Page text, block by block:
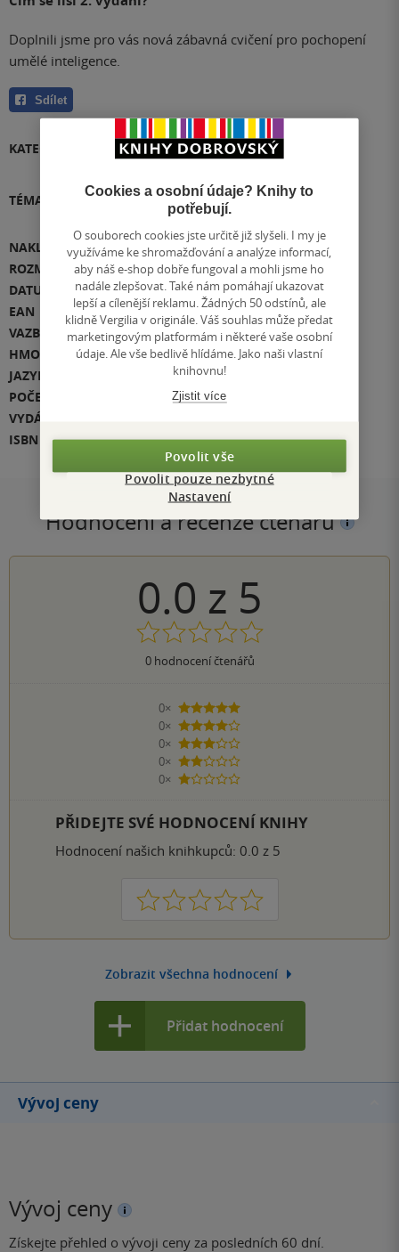
Doplnili jsme pro vás nová zábavná cvičení pro pochopení
umělé inteligence.
Sdílet
KATEGORIE Knihy» Učebnice»Základní škola
TÉMATA
Přidat téma
NAKLADATEL
Fraus
ROZMĚR
210 x 297 x 12
DATUM VYDÁNÍ
24.05.2023
EAN
9788074898853
VAZBA
měkká vazba
HMOTNOST
236 g
JAZYK
POČET STRAN
VYDÁNÍ
ISBN
978-80-7489-885-3
Hodnocení a recenze čtenářů
0.0 z 5
0hodnocení čtenářů
0×
5 hvězdiček
0×
4 hvězdičky
0×
3 hvězdičky
0×
2 hvězdičky
0×
1 hvezdička
PŘIDEJTE SVÉ HODNOCENÍ KNIHY
Hodnocení našich knihkupců: 0.0 z 5
1 2 3 4 5
Zobrazit všechna hodnocení
Přidat hodnocení
Vývoj ceny
Vývoj ceny
Získejte přehled o vývoji ceny za posledních 60 dní.
Cookies a osobní údaje? Knihy to
potřebují.
O souborech cookies jste určitě již slyšeli. I my je
využíváme ke shromažďování a analýze informací,
aby náš e-shop dobře fungoval a mohli jsme ho
nadále zlepšovat. Také nám pomáhají ukazovat
lepší a cílenější reklamu. Žádných 50 odstínů, ale
klidně Vergilia v originále. Váš souhlas může předat
marketingovým platformám i některé vaše osobní
údaje. Ale vše bedlivě hlídáme. Jako naši vlastní
knihovnu!
Zjistit více
Povolit vše
Povolit pouze nezbytné
Nastavení